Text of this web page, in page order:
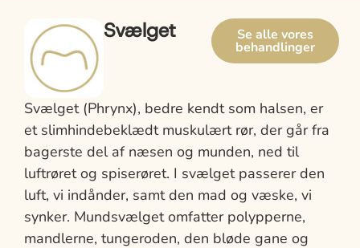
Svælget Se alle vores
behandlinger
Svælget (Phrynx), bedre kendt som halsen, er
et slimhindebeklædt muskulært rør, der går fra
bagerste del af næsen og munden, ned til
luftrøret og spiserøret. I svælget passerer den
luft, vi indånder, samt den mad og væske, vi
synker. Mundsvælget omfatter polypperne,
mandlerne, tungeroden, den bløde gane og